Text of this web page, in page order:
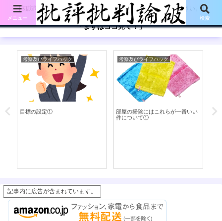
【初訪問の方は、下記の「まずはココ見て!」ボタンをご覧ください。】
「まずはココ見て！」
考察及びライフハック
目標の設定①
考察及びライフハック
部屋の掃除にはこれらが一番いい
件について①
部
記事内に広告が含まれています。
メニュー 検索